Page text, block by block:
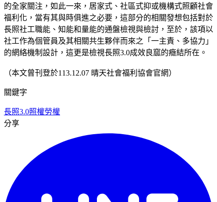
的全家關注，如此一來，居家式、社區式抑或機構式照顧社會
福利化，當有其與時俱進之必要，這部分的相關發想包括對於
長照社工職能、知能和量能的通盤檢視與檢討，至於，該項以
社工作為個管員及其相關共生夥伴而來之「一主責、多協力」
的網絡機制設計，這更是檢視長照3.0成效良窳的癥結所在。
（本文曾刊登於113.12.07 晴天社會福利協會官網）
關鍵字
長照3.0照權勞權
分享